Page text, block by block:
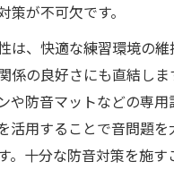
策が不可欠です。
は、快適な練習環境の
係の良好さにも直結し
や防音マットなどの専
活用することで音問題
。十分な防音対策を施